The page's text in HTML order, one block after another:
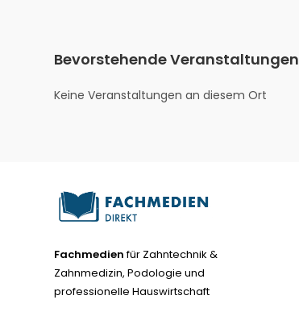
Bevorstehende Veranstaltungen
Keine Veranstaltungen an diesem Ort
Fachmedienfür Zahntechnik &
Zahnmedizin, Podologie und
professionelle Hauswirtschaft